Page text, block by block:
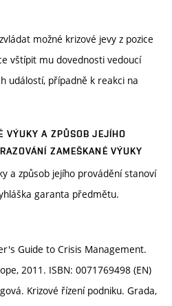
možné krizové jevy z pozice
vštípit mu dovednosti vedoucí
událostí, případně k reakci na
VÝUKY A ZPŮSOB JEJÍHO
ZAMEŠKANÉ VÝUKY
a způsob jejího provádění stanoví
garanta předmětu.
Guide to Crisis Management.
2011. ISBN: 0071769498 (EN)
Krizové řízení podniku. Grada,